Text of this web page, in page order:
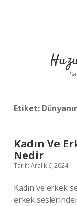
Etiket:
Kadın Ve
Nedir
Tarih: Aralık 6, 2024
Kadın ve erkek
erkek